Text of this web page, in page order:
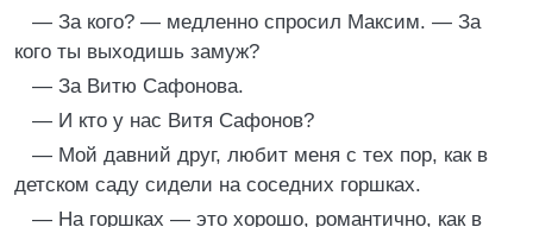
— За кого? — медленно спросил Максим. — За
кого ты выходишь замуж?
— За Витю Сафонова.
— И кто у нас Витя Сафонов?
— Мой давний друг, любит меня с тех пор, как в
детском саду сидели на соседних горшках.
— На горшках — это хорошо, романтично, как в